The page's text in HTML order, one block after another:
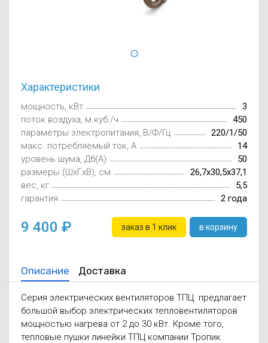
Характеристики
мощность, кВт
3
поток воздуха, м.куб./ч
450
параметры электропитания, В/Ф/Гц
220/1/50
макс. потребляемый ток, А
14
уровень шума, Дб(А)
50
размеры (ШxГxВ), см
26,7x30,5x37,1
вес, кг
5,5
гарантия
2 года
9 400 заказ в 1 клик в корзину
Описание Доставка
Серия электрических вентиляторов ТПЦ предлагает
большой выбор электрических тепловентиляторов
мощностью нагрева от 2 до 30 кВт. Кроме того,
тепловые пушки линейки ТПЦ компании Тропик